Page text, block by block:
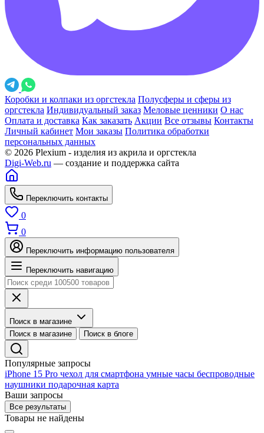
Коробки и колпаки из оргстекла Полусферы и сферы из
оргстекла Индивидуальный заказ Меловые ценники О нас
Оплата и доставка Как заказать Акции Все отзывы Контакты
Личный кабинет Мои заказы Политика обработки
персональных данных
© 2026 Plexium - изделия из акрила и оргстекла
Digi-Web.ru — создание и поддержка сайта
Переключить контакты
0
0
Переключить информацию пользователя
Переключить навигацию
Поиск в магазине
Поиск в магазине
Поиск в блоге
Популярные запросы
iPhone 15 Pro чехол для смартфона умные часы беспроводные
наушники подарочная карта
Ваши запросы
Все результаты
Товары не найдены